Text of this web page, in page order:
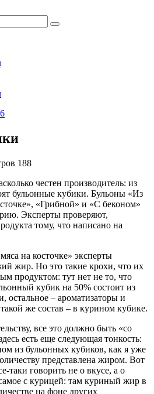
188
честен производитель: из
бульонные кубики. Бульоны «Из
«Грибной» и «С беконом»
Эксперты проверяют,
тому, что написано на
на косточке» эксперты
жир. Но это такие крохи, что их
продуктом: тут нет не то, что
кубик на 50% состоит из
остальное – ароматизаторы и
же состав – в курином кубике.
все это должно быть «со
есть еще следующая тонкость:
из бульонных кубиков, как я уже
представлена жиром. Вот
таки говорить не о вкусе, а о
с курицей: там куриный жир в
на фоне других